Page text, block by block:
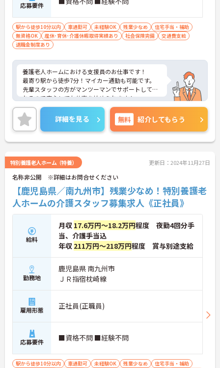
応募要件
駅から徒歩10分以内 車通勤可 未経験OK 残業少なめ
住宅手当・補助
無資格OK
産休･育休･介護休暇取得実績あり 社会保険完備
交通費支給
退職金制度あり
養護老人ホームにおける支援員のお仕事です！
最寄り駅から徒歩7分！マイカー通勤も可能です。
先輩スタッフの方がマンツーマンでサポートしてく
れるので安心してお仕事を始められます！
ご興味ある方には、面接のポイントなど、さらに詳
細をお話致しますのでお気軽にご相談ください。
詳細を見る 無料 紹介してもらう
特別養護老人ホーム（特養） 更新日：2024年11月27日
名称非公開 ※詳細はお問合せください
【鹿児島県／南九州市】残業少なめ！特別養護老
人ホームの介護スタッフ募集求人《正社員》
給料
月収 17.6万円～18.2万円程度 夜勤4回分手
当、介護手当込
年収 211万円～218万円程度 賞与別途支給
勤務地
鹿児島県 南九州市
ＪＲ指宿枕崎線
雇用形態 正社員(正職員)
応募要件 ■資格不問 ■経験不問
駅から徒歩10分以内 車通勤可 未経験OK 残業少なめ
住宅手当・補助